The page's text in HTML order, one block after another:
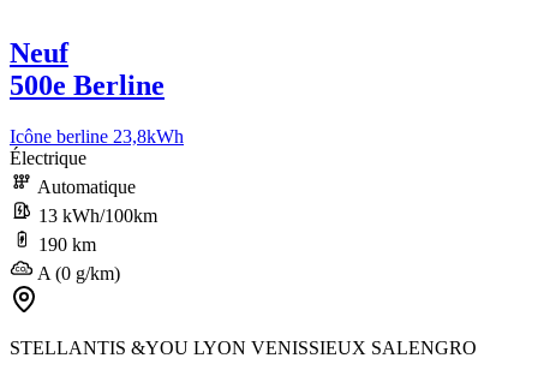
Neuf
500e Berline
Icône berline 23,8kWh
Électrique
Automatique
13 kWh/100km
190 km
A (0 g/km)
STELLANTIS &YOU LYON VENISSIEUX SALENGRO